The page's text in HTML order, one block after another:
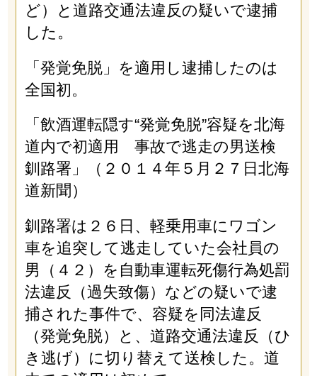
ど）と道路交通法違反の疑いで逮捕
した。
「発覚免脱」を適用し逮捕したのは
全国初。
「飲酒運転隠す“発覚免脱”容疑を北海
道内で初適用 事故で逃走の男送検
釧路署」（２０１４年５月２７日北海
道新聞）
釧路署は２６日、軽乗用車にワゴン
車を追突して逃走していた会社員の
男（４２）を自動車運転死傷行為処罰
法違反（過失致傷）などの疑いで逮
捕された事件で、容疑を同法違反
（発覚免脱）と、道路交通法違反（ひ
き逃げ）に切り替えて送検した。道